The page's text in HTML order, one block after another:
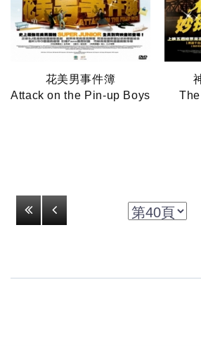
花美男事件簿
Attack on the Pin-up Boys
38 39